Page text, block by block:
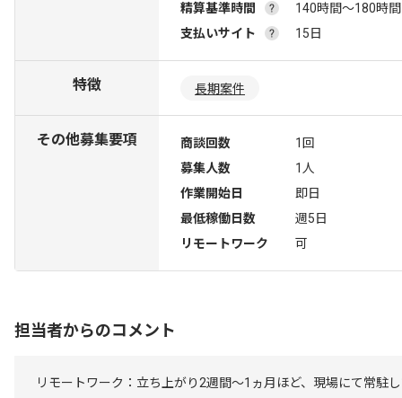
精算基準時間
140時間〜180時間
支払いサイト
15日
特徴 長期案件
その他募集要項 商談回数
1回
募集人数
1人
作業開始日
即日
最低稼働日数
週5日
リモートワーク
可
担当者からのコメント
リモートワーク：立ち上がり2週間～1ヵ月ほど、現場にて常駐